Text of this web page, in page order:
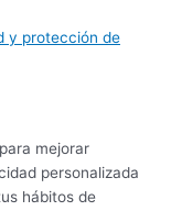
y protección de
mejorar
personalizada
hábitos de